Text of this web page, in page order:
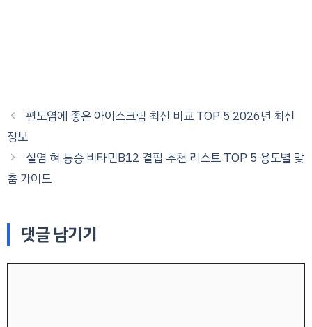
편도염에 좋은 아이스크림 최신 비교 TOP 5 2026년 최신
정보
설염 혀 통증 비타민B12 결핍 추천 리스트 TOP 5 용도별 맞
춤 가이드
댓글 남기기